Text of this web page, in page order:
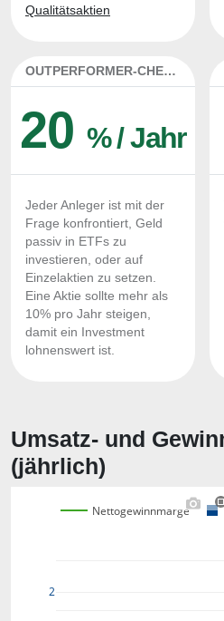
Qualitätsaktien
OUTPERFORMER-CHECK
20 % / Jahr
Jeder Anleger ist mit der
Frage konfrontiert, Geld
passiv in ETFs zu
investieren, oder auf
Einzelaktien zu setzen.
Eine Aktie sollte mehr als
10% pro Jahr steigen,
damit ein Investment
lohnenswert ist.
Umsatz- und
(jährlich)
2
Nettogewinnmarge